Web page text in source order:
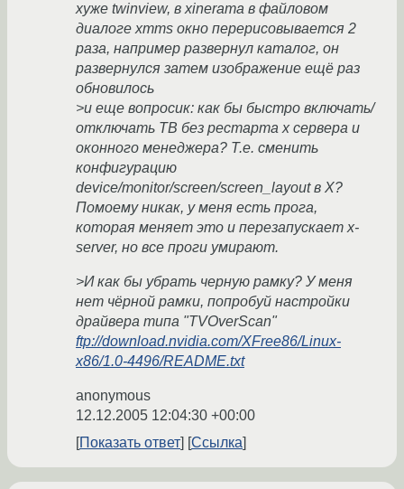
хуже twinview, в xinerama в файловом
диалоге xmms окно перерисовывается 2
раза, например развернул каталог, он
развернулся затем изображение ещё раз
обновилось
>и еще вопросик: как бы быстро включать/
отключать ТВ без рестарта х сервера и
оконного менеджера? Т.е. сменить
конфигурацию
device/monitor/screen/screen_layout в X?
Помоему никак, у меня есть прога,
которая меняет это и перезапускает x-
server, но все проги умирают.
>И как бы убрать черную рамку? У меня
нет чёрной рамки, попробуй настройки
драйвера типа "TVOverScan"
ftp://download.nvidia.com/XFree86/Linux-
x86/1.0-4496/README.txt
anonymous
12.12.2005 12:04:30 +00:00
Показать ответ
Ссылка